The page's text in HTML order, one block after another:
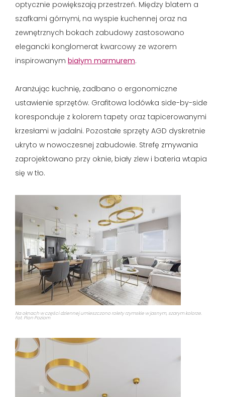
optycznie powiększają przestrzeń. Między blatem a
szafkami górnymi, na wyspie kuchennej oraz na
zewnętrznych bokach zabudowy zastosowano
elegancki konglomerat kwarcowy ze wzorem
inspirowanym białym marmurem.
Aranżując kuchnię, zadbano o ergonomiczne
ustawienie sprzętów. Grafitowa lodówka side-by-side
koresponduje z kolorem tapety oraz tapicerowanymi
krzesłami w jadalni. Pozostałe sprzęty AGD dyskretnie
ukryto w nowoczesnej zabudowie. Strefę zmywania
zaprojektowano przy oknie, biały zlew i bateria wtapia
się w tło.
Na oknach w części dziennej umieszczono rolety rzymskie w jasnym, szarym kolorze.
Fot. Pion Poziom